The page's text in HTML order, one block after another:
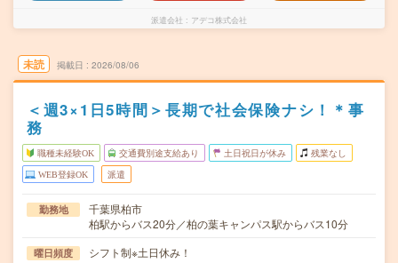
派遣会社 アデコ株式会社
未読 掲載日 2026/08/06
＜週3×1日5時間＞長期で社会保険ナシ！＊事
務
職種未経験OK 交通費別途支給あり 土日祝日が休み 残業なし
WEB登録OK 派遣
勤務地
千葉県柏市
柏駅からバス20分／柏の葉キャンパス駅からバス10分
曜日頻度 シフト制※土日休み！